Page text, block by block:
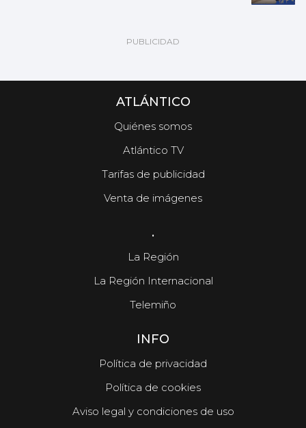
ATLÁNTICO
Quiénes somos
Atlántico TV
Tarifas de publicidad
Venta de imágenes
.
La Región
La Región Internacional
Telemiño
INFO
Política de privacidad
Política de cookies
Aviso legal y condiciones de uso